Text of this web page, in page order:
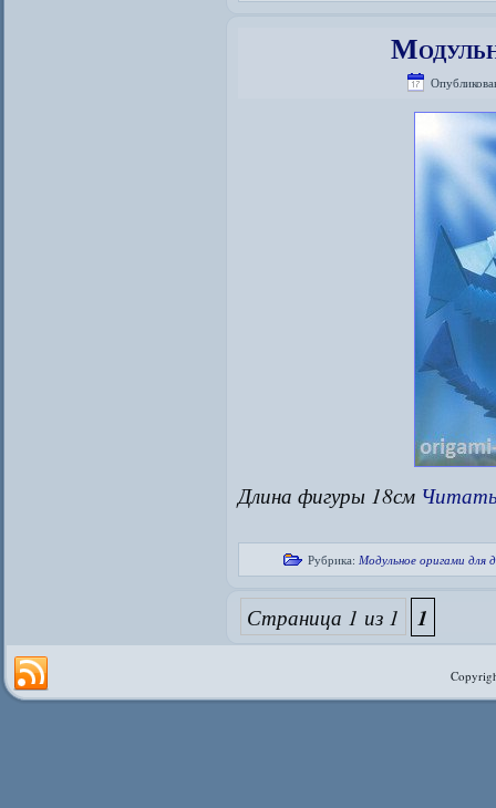
Длина фигуры 18см
Рубрика: Модульное оригами для
Страница 1 из 1 1